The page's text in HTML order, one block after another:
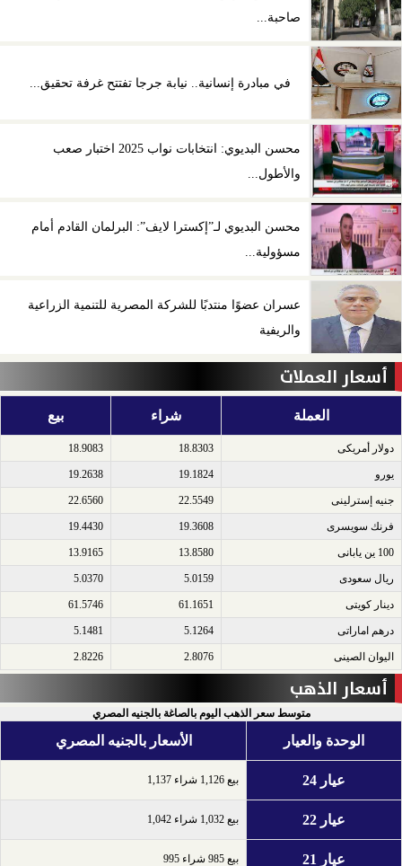
صاحبة...
في مبادرة إنسانية.. نيابة جرجا تفتتح غرفة تحقيق...
محسن البديوي: انتخابات نواب 2025 اختبار صعب
والأطول...
محسن البديوي لـ”إكسترا لايف”: البرلمان القادم أمام
مسؤولية...
عسران عضوًا منتدبًا للشركة المصرية للتنمية الزراعية
والريفية
أسعار العملات
العملة شراء بيع
دولار أمريكى​ 18.8303
18.9083
يورو​ 19.1824
19.2638
جنيه إسترلينى​ 22.5549
22.6560
فرنك سويسرى​ 19.3608
19.4430
100 ين يابانى​ 13.8580
13.9165
ريال سعودى​ 5.0159
5.0370
دينار كويتى​ 61.1651
61.5746
درهم اماراتى​ 5.1264
5.1481
اليوان الصينى​ 2.8076
2.8226
أسعار الذهب
متوسط سعر الذهب اليوم بالصاغة بالجنيه المصري
الوحدة والعيار الأسعار بالجنيه المصري
عيار 24 بيع 1,126 شراء 1,137
عيار 22 بيع 1,032 شراء 1,042
عيار 21 بيع 985 شراء 995